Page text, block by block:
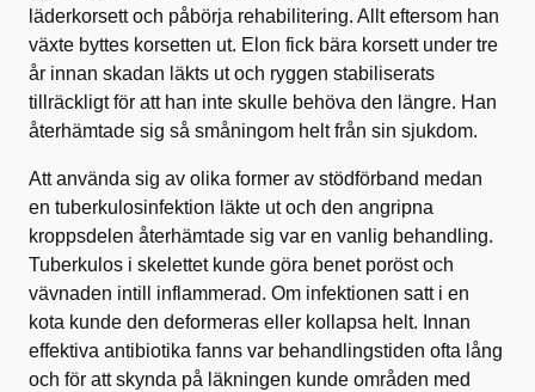
läderkorsett och påbörja rehabilitering. Allt eftersom han
växte byttes korsetten ut. Elon fick bära korsett under tre
år innan skadan läkts ut och ryggen stabiliserats
tillräckligt för att han inte skulle behöva den längre. Han
återhämtade sig så småningom helt från sin sjukdom.
Att använda sig av olika former av stödförband medan
en tuberkulosinfektion läkte ut och den angripna
kroppsdelen återhämtade sig var en vanlig behandling.
Tuberkulos i skelettet kunde göra benet poröst och
vävnaden intill inflammerad. Om infektionen satt i en
kota kunde den deformeras eller kollapsa helt. Innan
effektiva antibiotika fanns var behandlingstiden ofta lång
och för att skynda på läkningen kunde områden med